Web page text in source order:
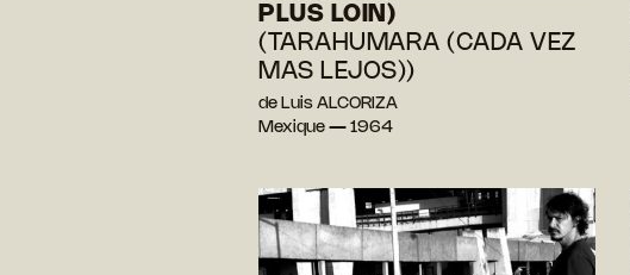
PLUS LOIN)
(TARAHUMARA (CADA VEZ
MAS LEJOS))
de Luis ALCORIZA
Mexique — 1964